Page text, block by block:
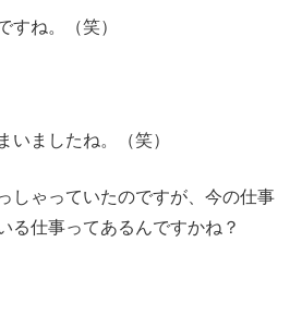
すね。（笑）
ましたね。（笑）
しゃっていたのですが、今の仕事
る仕事ってあるんですかね？